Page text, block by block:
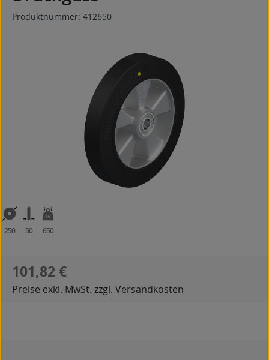
Produktnummer: 412650
Bildergalerie überspringen
250 50 650
Regulärer Preis:
101,82 €
Preise exkl. MwSt. zzgl. Versandkosten